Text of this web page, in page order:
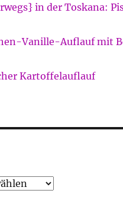
in der Toskana:
Vanille-Auflauf mit
Kartoffelauflauf